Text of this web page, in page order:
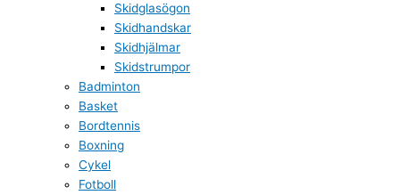
Skidglasögon
Skidhandskar
Skidhjälmar
Skidstrumpor
Badminton
Basket
Bordtennis
Boxning
Cykel
Fotboll